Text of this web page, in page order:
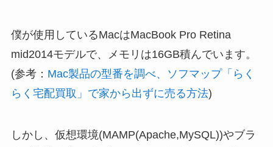
僕が使用しているMacはMacBook Pro Retina
mid2014モデルで、メモリは16GB積んでいます。
(参考： Mac製品の型番を調べ、ソフマップ「らく
らく宅配買取」で家から出ずに売る方法)
しかし、仮想環境(MAMP(Apache,MySQL))やブラ